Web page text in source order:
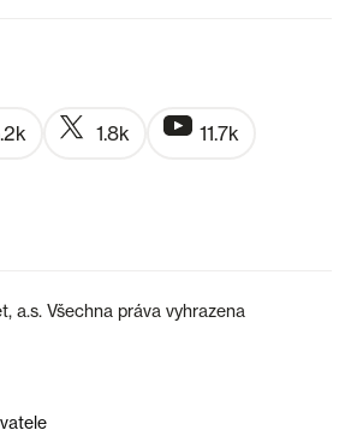
1.8k 11.7k
a.s. Všechna práva vyhrazena